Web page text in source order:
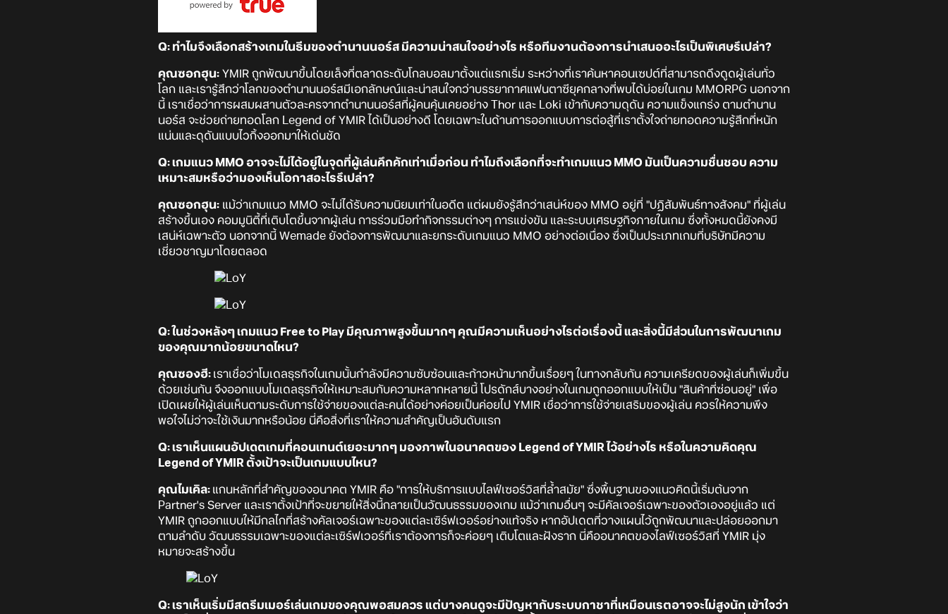
Q: ทำไมจึงเลือกสร้างเกมในธีมของตำนานนอร์ส มีความน่าสนใจอย่างไร หรือทีมงานต้องการนำเสนออะไรเป็นพิเศษรึเปล่า?
คุณซอกฮุน: YMIR ถูกพัฒนาขึ้นโดยเล็งที่ตลาดระดับโกลบอลมาตั้งแต่แรกเริ่ม ระหว่างที่เราค้นหาคอนเซปต์ที่สามารถดึงดูดผู้เล่นทั่ว
โลก และเรารู้สึกว่าโลกของตำนานนอร์สมีเอกลักษณ์และน่าสนใจกว่าบรรยากาศแฟนตาซียุคกลางที่พบได้บ่อยในเกม MMORPG นอกจาก
นี้ เราเชื่อว่าการผสมผสานตัวละครจากตำนานนอร์สที่ผู้คนคุ้นเคยอย่าง Thor และ Loki เข้ากับความดุดัน ความแข็งแกร่ง ตามตำนาน
นอร์ส จะช่วยถ่ายทอดโลก Legend of YMIR ได้เป็นอย่างดี โดยเฉพาะในด้านการออกแบบการต่อสู้ที่เราตั้งใจถ่ายทอดความรู้สึกที่หนัก
แน่นและดุดันแบบไวกิ้งออกมาให้เด่นชัด
Q: เกมแนว MMO อาจจะไม่ได้อยู่ในจุดที่ผู้เล่นคึกคักเท่าเมื่อก่อน ทำไมถึงเลือกที่จะทำเกมแนว MMO มันเป็นความชื่นชอบ ความ
เหมาะสมหรือว่ามองเห็นโอกาสอะไรรึเปล่า?
คุณซอกฮุน: แม้ว่าเกมแนว MMO จะไม่ได้รับความนิยมเท่าในอดีต แต่ผมยังรู้สึกว่าเสน่ห์ของ MMO อยู่ที่ "ปฏิสัมพันธ์ทางสังคม" ที่ผู้เล่น
สร้างขึ้นเอง คอมมูนิตี้ที่เติบโตขึ้นจากผู้เล่น การร่วมมือทำกิจกรรมต่างๆ การแข่งขัน และระบบเศรษฐกิจภายในเกม ซึ่งทั้งหมดนี้ยังคงมี
เสน่ห์เฉพาะตัว นอกจากนี้ Wemade ยังต้องการพัฒนาและยกระดับเกมแนว MMO อย่างต่อเนื่อง ซึ่งเป็นประเภทเกมที่บริษัทมีความ
เชี่ยวชาญมาโดยตลอด
Q: ในช่วงหลังๆ เกมแนว Free to Play มีคุณภาพสูงขึ้นมากๆ คุณมีความเห็นอย่างไรต่อเรื่องนี้ และสิ่งนี้มีส่วนในการพัฒนาเกม
ของคุณมากน้อยขนาดไหน?
คุณซองฮี: เราเชื่อว่าโมเดลธุรกิจในเกมนั้นกำลังมีความซับซ้อนและก้าวหน้ามากขึ้นเรื่อยๆ ในทางกลับกัน ความเครียดของผู้เล่นก็เพิ่มขึ้น
ด้วยเช่นกัน จึงออกแบบโมเดลธุรกิจให้เหมาะสมกับความหลากหลายนี้ โปรดักส์บางอย่างในเกมถูกออกแบบให้เป็น "สินค้าที่ซ่อนอยู่" เพื่อ
เปิดเผยให้ผู้เล่นเห็นตามระดับการใช้จ่ายของแต่ละคนได้อย่างค่อยเป็นค่อยไป YMIR เชื่อว่าการใช้จ่ายเสริมของผู้เล่น ควรให้ความพึง
พอใจไม่ว่าจะใช้เงินมากหรือน้อย นี่คือสิ่งที่เราให้ความสำคัญเป็นอันดับแรก
Q: เราเห็นแผนอัปเดตเกมที่คอนเทนต์เยอะมากๆ มองภาพในอนาคตของ Legend of YMIR ไว้อย่างไร หรือในความคิดคุณ
Legend of YMIR ตั้งเป้าจะเป็นเกมแบบไหน?
คุณไมเคิล: แกนหลักที่สำคัญของอนาคต YMIR คือ "การให้บริการแบบไลฟ์เซอร์วิสที่ล้ำสมัย" ซึ่งพื้นฐานของแนวคิดนี้เริ่มต้นจาก
Partner's Server และเราตั้งเป้าที่จะขยายให้สิ่งนี้กลายเป็นวัฒนธรรมของเกม แม้ว่าเกมอื่นๆ จะมีคัลเจอร์เฉพาะของตัวเองอยู่แล้ว แต่
YMIR ถูกออกแบบให้มีกลไกที่สร้างคัลเจอร์เฉพาะของแต่ละเซิร์ฟเวอร์อย่างแท้จริง หากอัปเดตที่วางแผนไว้ถูกพัฒนาและปล่อยออกมา
ตามลำดับ วัฒนธรรมเฉพาะของแต่ละเซิร์ฟเวอร์ที่เราต้องการก็จะค่อยๆ เติบโตและฝังราก นี่คืออนาคตของไลฟ์เซอร์วิสที่ YMIR มุ่ง
หมายจะสร้างขึ้น
Q: เราเห็นเริ่มมีสตรีมเมอร์เล่นเกมของคุณพอสมควร แต่บางคนดูจะมีปัญหากับระบบกาชาที่เหมือนเรตอาจจะไม่สูงนัก เข้าใจว่า